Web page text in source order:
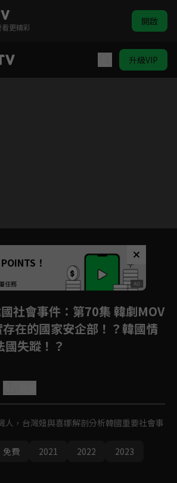
更精彩 開啟
升級VIP
見諒
！
任務
社會事件 ：第70集 韓劇MOV
在的國家安企部！？韓國情
失蹤！？
人，台灣妞與喜娜解剖分析韓國重要社會事
免費 2021 2022
2023